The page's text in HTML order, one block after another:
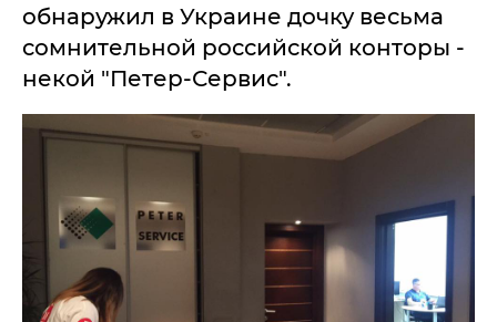
обнаружил в Украине дочку весьма
сомнительной российской конторы -
некой "Петер-Сервис".